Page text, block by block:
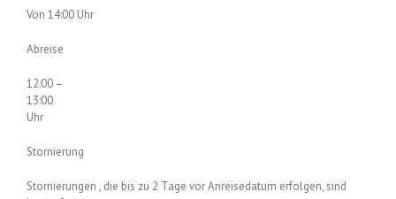
Von 14:00 Uhr
Abreise
12:00 –
13:00
Uhr
Stornierung
Stornierungen , die bis zu 2 Tage vor Anreisedatum erfolgen, sind